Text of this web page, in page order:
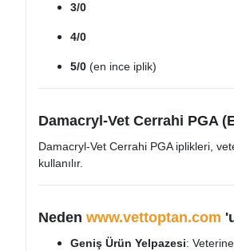
3/0
4/0
5/0 (en ince iplik)
Damacryl-Vet Cerrahi PGA
Damacryl-Vet Cerrahi PGA iplikleri,
kullanılır.
Neden www.vettoptan.com
Geniş Ürün Yelpazesi: